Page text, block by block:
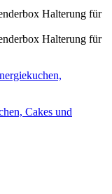
Cakes und